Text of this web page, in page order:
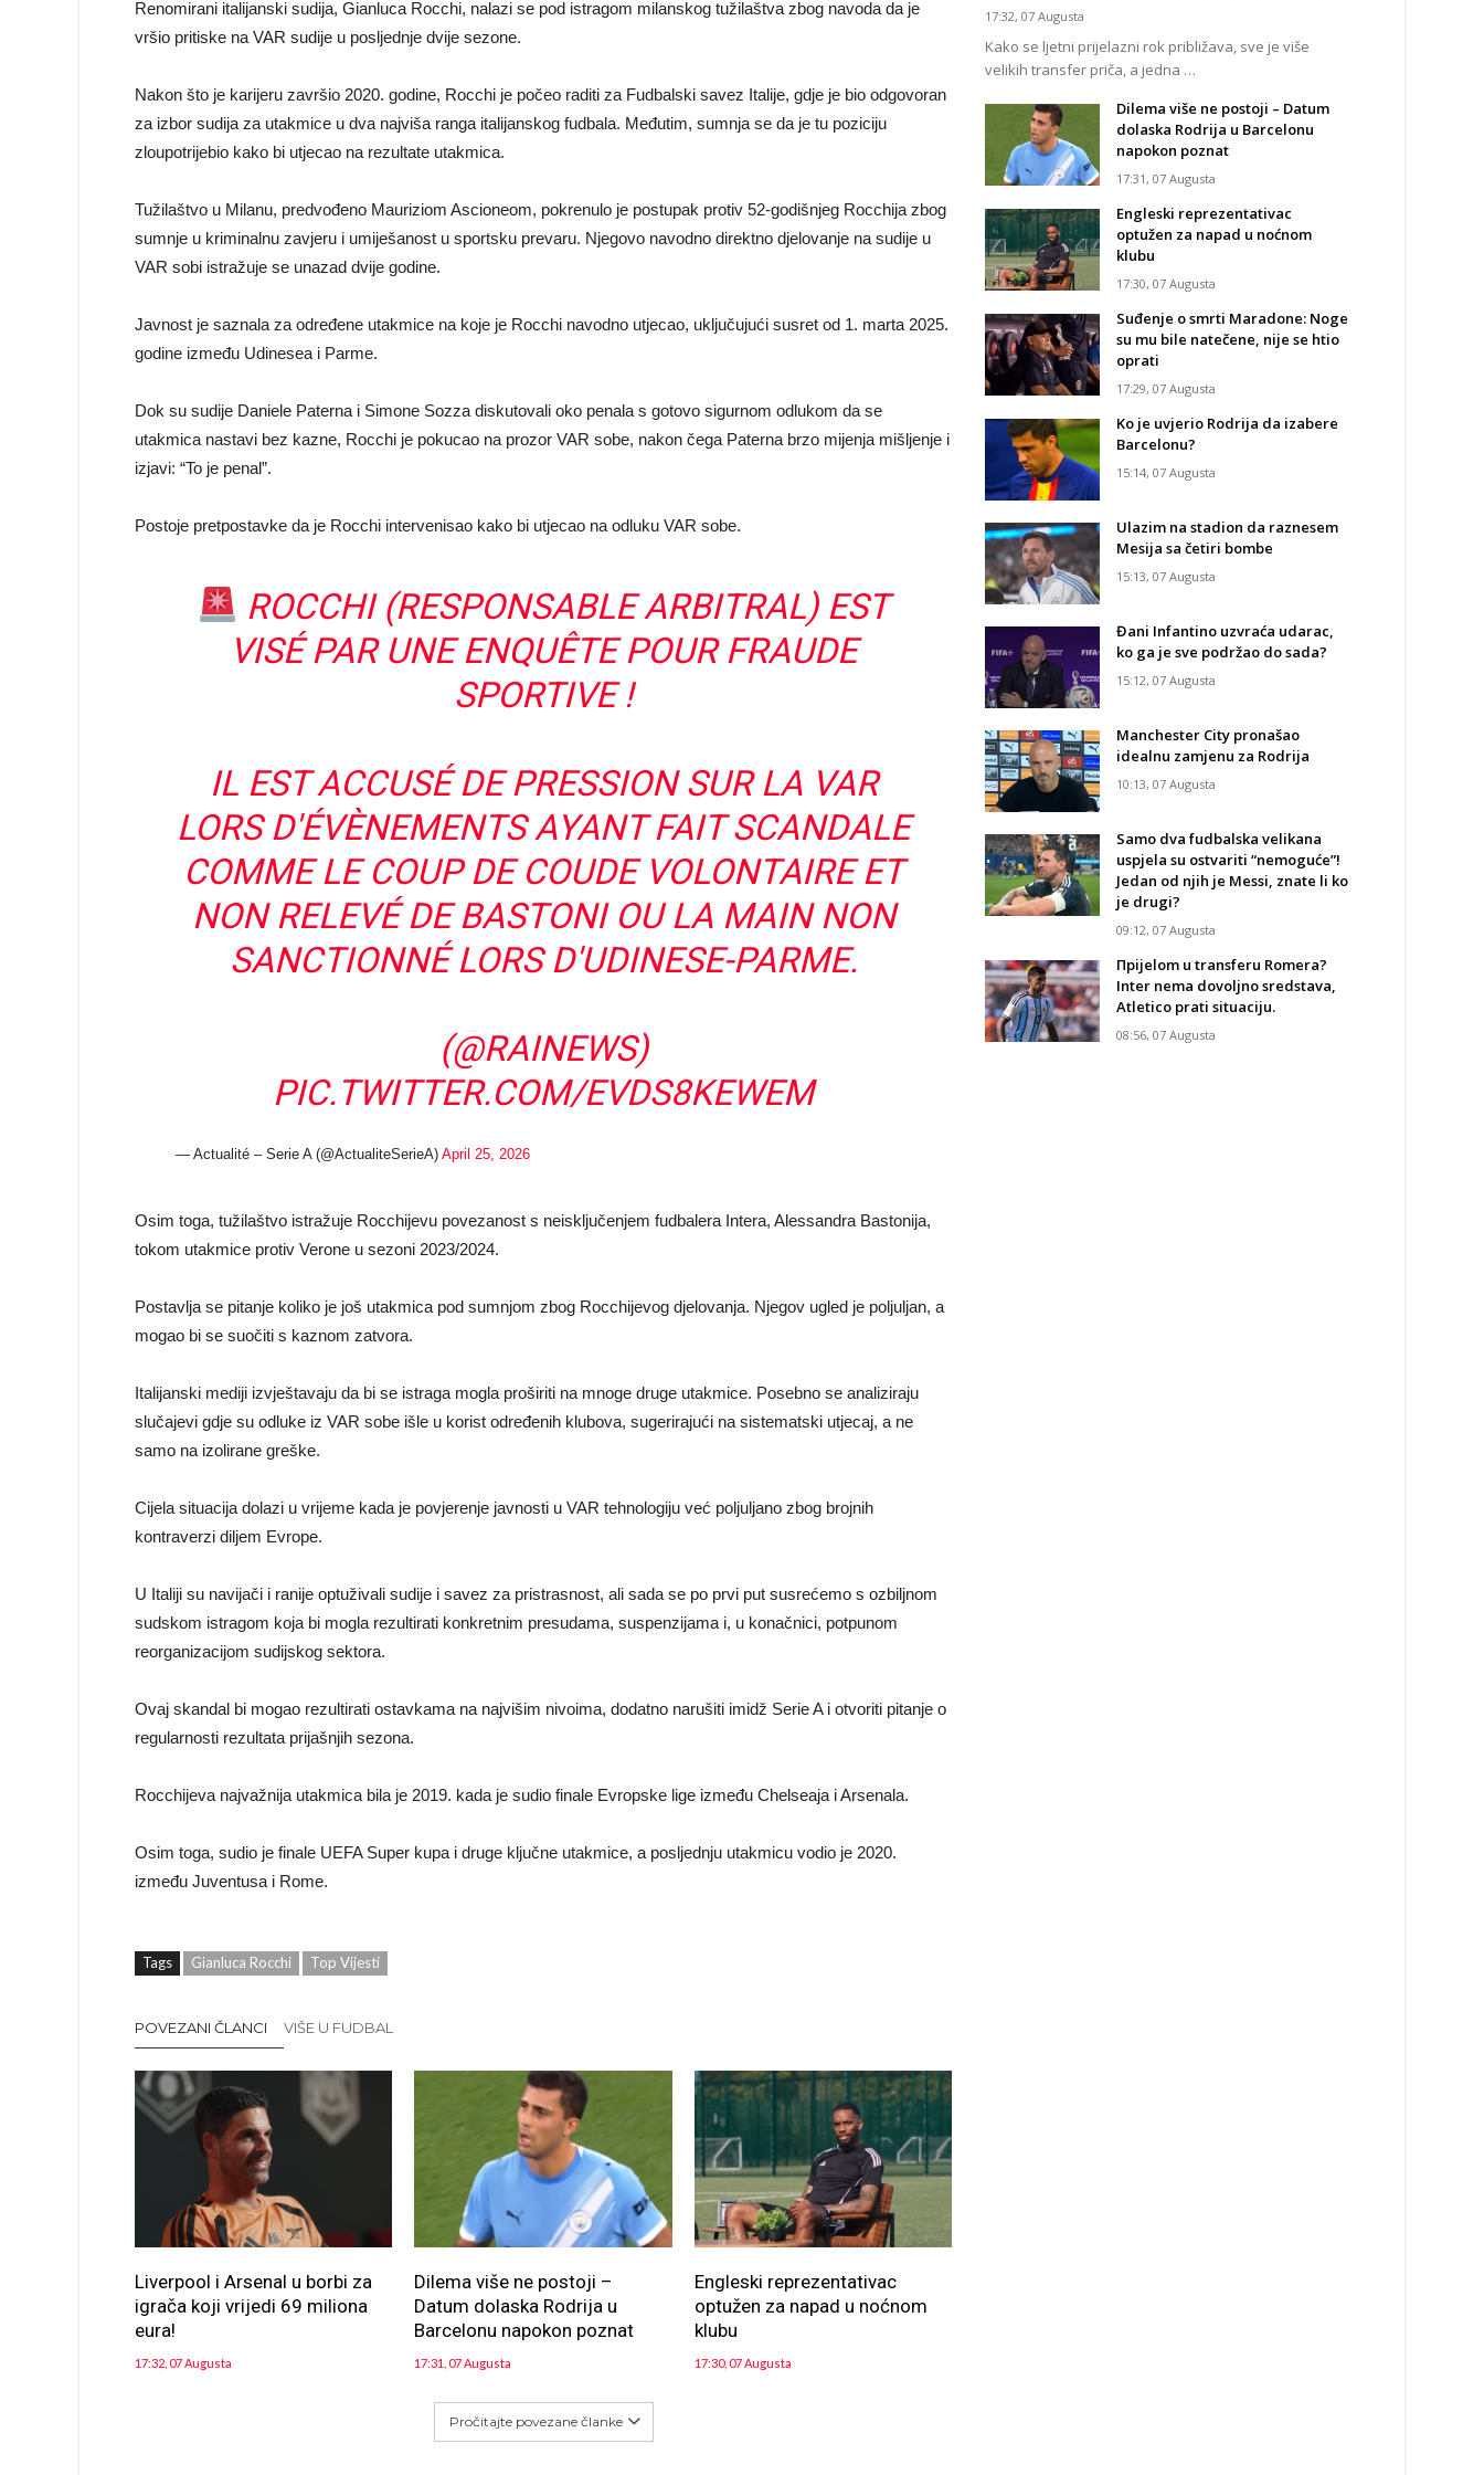
Renomirani italijanski sudija, Gianluca Rocchi, nalazi se pod istragom milanskog tužilaštva zbog navoda da je
vršio pritiske na VAR sudije u posljednje dvije sezone.
Nakon što je karijeru završio 2020. godine, Rocchi je počeo raditi za Fudbalski savez Italije, gdje je bio odgovoran
za izbor sudija za utakmice u dva najviša ranga italijanskog fudbala. Međutim, sumnja se da je tu poziciju
zloupotrijebio kako bi utjecao na rezultate utakmica.
Tužilaštvo u Milanu, predvođeno Mauriziom Ascioneom, pokrenulo je postupak protiv 52-godišnjeg Rocchija zbog
sumnje u kriminalnu zavjeru i umiješanost u sportsku prevaru. Njegovo navodno direktno djelovanje na sudije u
VAR sobi istražuje se unazad dvije godine.
Javnost je saznala za određene utakmice na koje je Rocchi navodno utjecao, uključujući susret od 1. marta 2025.
godine između Udinesea i Parme.
Dok su sudije Daniele Paterna i Simone Sozza diskutovali oko penala s gotovo sigurnom odlukom da se
utakmica nastavi bez kazne, Rocchi je pokucao na prozor VAR sobe, nakon čega Paterna brzo mijenja mišljenje i
izjavi: “To je penal”.
Postoje pretpostavke da je Rocchi intervenisao kako bi utjecao na odluku VAR sobe.
ROCCHI (RESPONSABLE ARBITRAL) EST
VISÉ PAR UNE ENQUÊTE POUR FRAUDE
SPORTIVE !
IL EST ACCUSÉ DE PRESSION SUR LA VAR
LORS D'ÉVÈNEMENTS AYANT FAIT SCANDALE
COMME LE COUP DE COUDE VOLONTAIRE ET
NON RELEVÉ DE BASTONI OU LA MAIN NON
SANCTIONNÉ LORS D'UDINESE-PARME.
(@RAINEWS)
PIC.TWITTER.COM/EVDS8KEWEM
— Actualité – Serie A (@ActualiteSerieA) April 25, 2026
Osim toga, tužilaštvo istražuje Rocchijevu povezanost s neisključenjem fudbalera Intera, Alessandra Bastonija,
tokom utakmice protiv Verone u sezoni 2023/2024.
Postavlja se pitanje koliko je još utakmica pod sumnjom zbog Rocchijevog djelovanja. Njegov ugled je poljuljan, a
mogao bi se suočiti s kaznom zatvora.
Italijanski mediji izvještavaju da bi se istraga mogla proširiti na mnoge druge utakmice. Posebno se analiziraju
slučajevi gdje su odluke iz VAR sobe išle u korist određenih klubova, sugerirajući na sistematski utjecaj, a ne
samo na izolirane greške.
Cijela situacija dolazi u vrijeme kada je povjerenje javnosti u VAR tehnologiju već poljuljano zbog brojnih
kontraverzi diljem Evrope.
U Italiji su navijači i ranije optuživali sudije i savez za pristrasnost, ali sada se po prvi put susrećemo s ozbiljnom
sudskom istragom koja bi mogla rezultirati konkretnim presudama, suspenzijama i, u konačnici, potpunom
reorganizacijom sudijskog sektora.
Ovaj skandal bi mogao rezultirati ostavkama na najvišim nivoima, dodatno narušiti imidž Serie A i otvoriti pitanje o
regularnosti rezultata prijašnjih sezona.
Rocchijeva najvažnija utakmica bila je 2019. kada je sudio finale Evropske lige između Chelseaja i Arsenala.
Osim toga, sudio je finale UEFA Super kupa i druge ključne utakmice, a posljednju utakmicu vodio je 2020.
između Juventusa i Rome.
Tags Gianluca Rocchi Top Vijesti
POVEZANI ČLANCI VIŠE U FUDBAL
Liverpool i Arsenal u borbi za
igrača koji vrijedi 69 miliona
eura!
17:32, 07 Augusta
Dilema više ne postoji –
Datum dolaska Rodrija u
Barcelonu napokon poznat
17:31, 07 Augusta
Engleski reprezentativac
optužen za napad u noćnom
klubu
17:30, 07 Augusta
Pročitajte povezane članke
17:32, 07 Augusta
Kako se ljetni prijelazni rok približava, sve je više
velikih transfer priča, a jedna …
Dilema više ne postoji – Datum
dolaska Rodrija u Barcelonu
napokon poznat
17:31, 07 Augusta
Engleski reprezentativac
optužen za napad u noćnom
klubu
17:30, 07 Augusta
Suđenje o smrti Maradone: Noge
su mu bile natečene, nije se htio
oprati
17:29, 07 Augusta
Ko je uvjerio Rodrija da izabere
Barcelonu?
15:14, 07 Augusta
Ulazim na stadion da raznesem
Mesija sa četiri bombe
15:13, 07 Augusta
Đani Infantino uzvraća udarac,
ko ga je sve podržao do sada?
15:12, 07 Augusta
Manchester City pronašao
idealnu zamjenu za Rodrija
10:13, 07 Augusta
Samo dva fudbalska velikana
uspjela su ostvariti “nemoguće”!
Jedan od njih je Messi, znate li ko
je drugi?
09:12, 07 Augusta
Прijelom u transferu Romera?
Inter nema dovoljno sredstava,
Atletico prati situaciju.
08:56, 07 Augusta